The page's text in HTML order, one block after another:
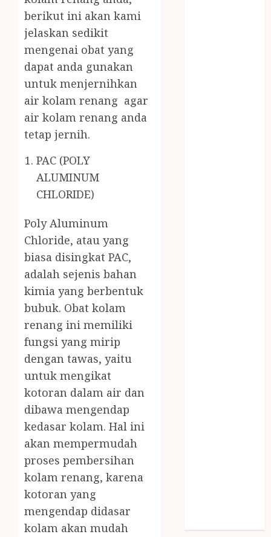
berikut ini akan kami
jelaskan sedikit
mengenai obat yang
dapat anda gunakan
untuk menjernihkan
air kolam renang agar
air kolam renang anda
tetap jernih.
PAC (POLY
ALUMINUM
CHLORIDE)
Poly Aluminum
Chloride, atau yang
biasa disingkat PAC,
adalah sejenis bahan
kimia yang berbentuk
bubuk. Obat kolam
renang ini memiliki
fungsi yang mirip
dengan tawas, yaitu
untuk mengikat
kotoran dalam air dan
dibawa mengendap
kedasar kolam. Hal ini
akan mempermudah
proses pembersihan
kolam renang, karena
kotoran yang
mengendap didasar
kolam akan mudah